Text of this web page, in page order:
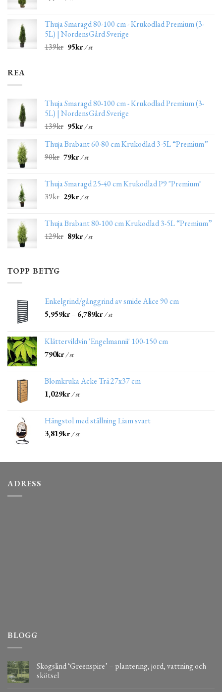
Thuja Smaragd 80-100 cm - Krukodlad Premium (3-
5L) | NordensGård Sverige
139kr 95kr/ st
REA
Thuja Smaragd 80-100 cm - Krukodlad Premium (3-
5L) | NordensGård Sverige
139kr 95kr/ st
Thuja Brabant 60-80 cm Krukodlad 3-5L “Premium”
90kr 79kr/ st
Thuja Smaragd 25-40 cm Krukodlad P9 "Premium"
39kr 29kr/ st
Thuja Brabant 80-100 cm Krukodlad 3-5L “Premium”
129kr 89kr/ st
TOPP BETYG
Enkelgrind/gånggrind av smide Alice 90 cm
5,959kr– 6,789kr/ st
Klättervildvin 'Engelmannii' 100-150 cm
790kr/ st
Blomkruka Acke Trä 27x37 cm
1,029kr/ st
Hängstol med ställning Liam svart
3,819kr/ st
ADRESS
BLOGG
Skogslind ‘Greenspire’ – plantering, jord, vattning och
skötsel